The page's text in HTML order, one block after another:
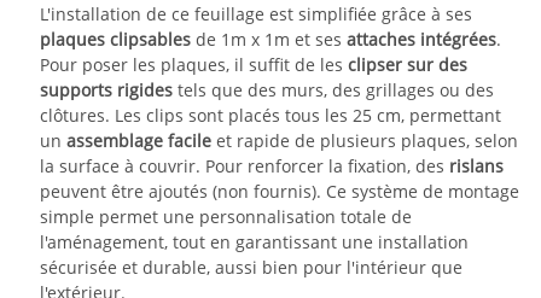
L'installation de ce feuillage est simplifiée grâce à ses
plaques clipsables de 1m x 1m et ses attaches intégrées.
Pour poser les plaques, il suffit de les clipser sur des
supports rigides tels que des murs, des grillages ou des
clôtures. Les clips sont placés tous les 25 cm, permettant
un assemblage facile et rapide de plusieurs plaques, selon
la surface à couvrir. Pour renforcer la fixation, des rislans
peuvent être ajoutés (non fournis). Ce système de montage
simple permet une personnalisation totale de
l'aménagement, tout en garantissant une installation
sécurisée et durable, aussi bien pour l'intérieur que
l'extérieur.